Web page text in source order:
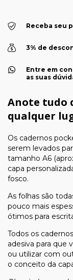
Receba seu
3% de
Entre em
as suas
Anote tudo
qualquer
Os cadernos
serem levados
tamanho A6
capa
fosco.
As folhas são
pouco mais
ótimos para
Todos os
adesiva para que
ou utilizar com
o conceito da